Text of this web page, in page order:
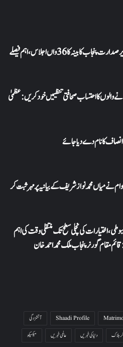
مریم نواز کی زیر صدارت پنجاب کابینہ کا 36واں اجلاس،اہم فیصلے
والوں کا احتساب صحافتی تنظیمیں خود کریں: عظمیٰ
کا نام دے دیا جائے
نے میاں محمد نواز شریف کے بیانیہ پر مہر ثبت کر
اختیارات کی نچلی سطح تک منتقلی وقت کی اہم
مقام گورنر پنجاب ملک محمد احمد خان
Shaadi Profile
آتشزدگی
ہلاک دنیا کی خبریں عالمی خبریں
میکسیکو